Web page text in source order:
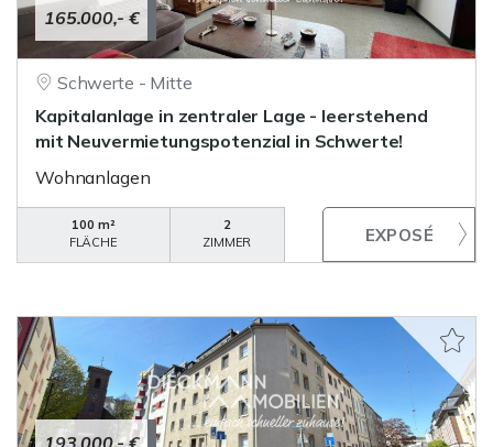
165.000,- €
Schwerte - Mitte
Kapitalanlage in zentraler Lage - leerstehend
mit Neuvermietungspotenzial in Schwerte!
Wohnanlagen
100 m²
FLÄCHE
2
ZIMMER
193.000,- €